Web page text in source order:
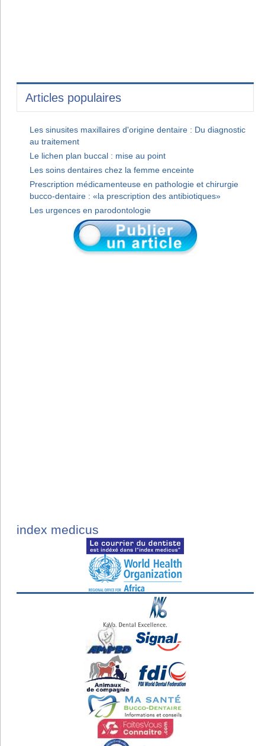
Articles populaires
Les sinusites maxillaires d'origine dentaire : Du diagnostic
au traitement
Le lichen plan buccal : mise au point
Les soins dentaires chez la femme enceinte
Prescription médicamenteuse en pathologie et chirurgie
bucco-dentaire : «la prescription des antibiotiques»
Les urgences en parodontologie
index medicus